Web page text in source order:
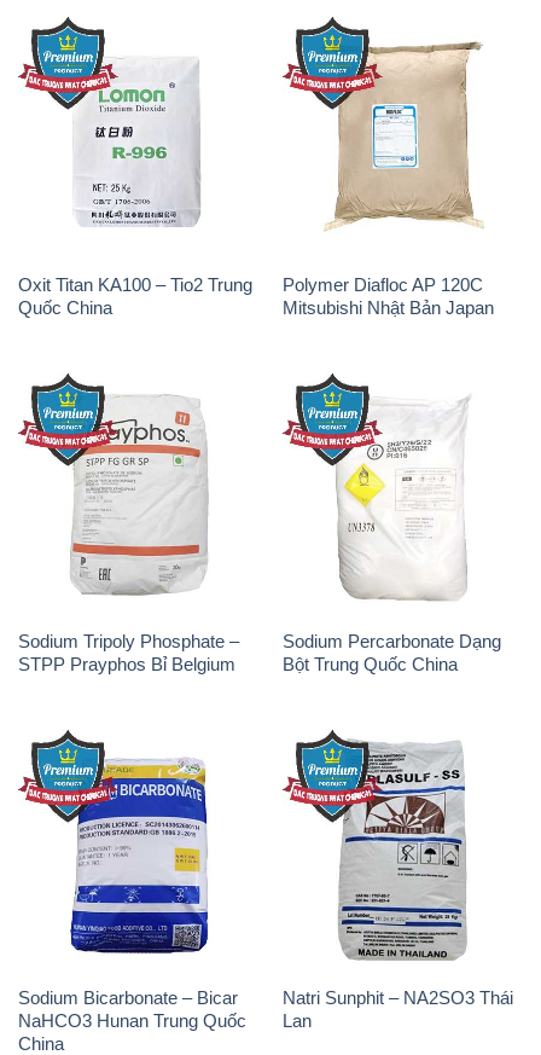
Oxit Titan KA100 – Tio2 Trung
Quốc China
Polymer Diafloc AP 120C
Mitsubishi Nhật Bản Japan
Sodium Tripoly Phosphate –
STPP Prayphos Bỉ Belgium
Sodium Percarbonate Dạng
Bột Trung Quốc China
Sodium Bicarbonate – Bicar
NaHCO3 Hunan Trung Quốc
China
Natri Sunphit – NA2SO3 Thái
Lan